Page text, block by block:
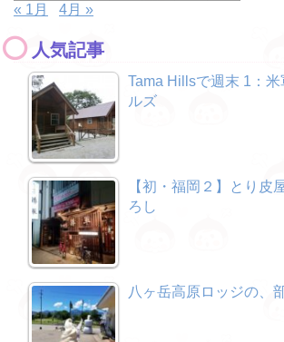
« 1月
4月 »
人気記事
Tama Hillsで週末 1：
ルズ
【初・福岡２】とり皮
ろし
八ヶ岳高原ロッジの、